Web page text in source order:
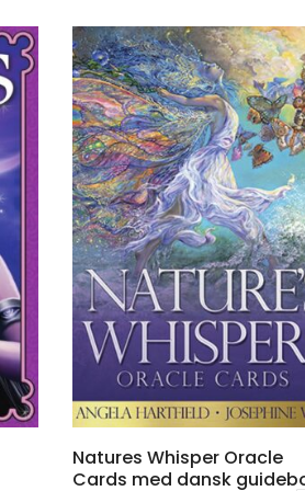
Natures Whisper Oracle
Cards med dansk